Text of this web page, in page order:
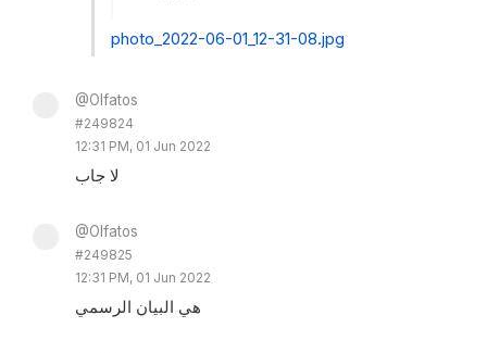
photo_2022-06-01_12-31-08.jpg
@Olfatos
#249824
12:31 PM, 01 Jun 2022
لا جاب
@Olfatos
#249825
12:31 PM, 01 Jun 2022
هي البيان الرسمي